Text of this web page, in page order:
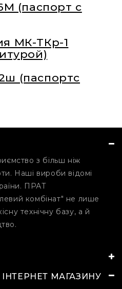
(паспорт с
МК-ТКр-1
(паспортс
з більш ніж
Наші вироби відомі
ПРАТ
комбінат" не лише
технічну базу, а й
МАГАЗИНУ